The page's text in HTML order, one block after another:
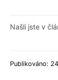
Našli jste v
Publikováno: